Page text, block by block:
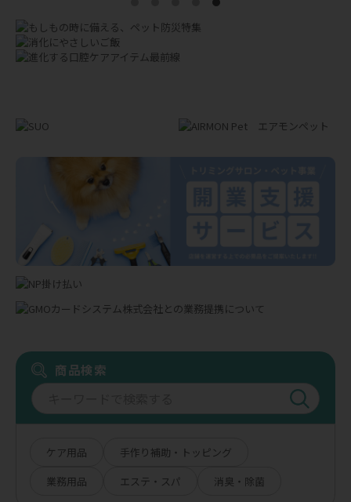
商品検索
ケア用品
手作り補助・トッピング
業務用品
エステ・スパ 消臭・除菌